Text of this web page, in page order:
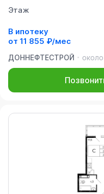
Этаж
В ипотеку
от 11 855 ₽/мес
ДОННЕФТЕСТРОЙ